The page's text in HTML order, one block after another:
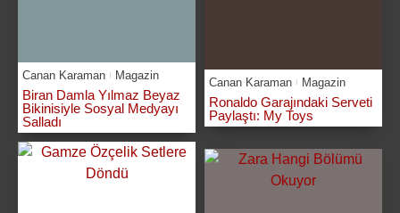
Canan Karaman Magazin
Biran Damla Yılmaz Beyaz
Bikinisiyle Sosyal Medyayı
Salladı
Canan Karaman Magazin
Ronaldo Garajındaki Serveti
Paylaştı: My Toys